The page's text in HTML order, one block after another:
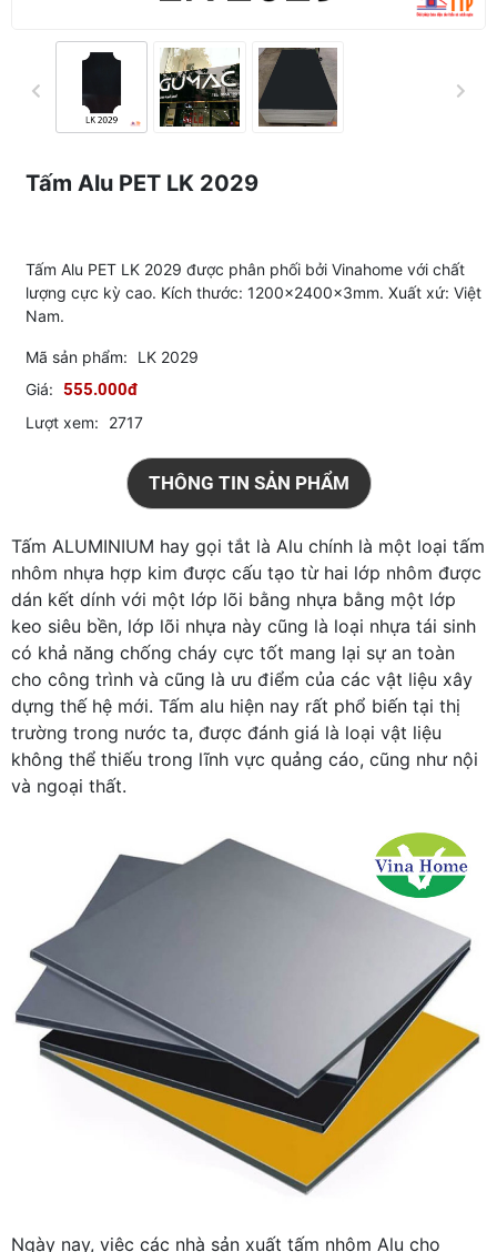
Tấm Alu PET LK 2029
Tấm Alu PET LK 2029 được phân phối bởi Vinahome với chất
lượng cực kỳ cao. Kích thước: 1200x2400x3mm. Xuất xứ: Việt
Nam.
Mã sản phẩm:
LK 2029
Giá: 555.000đ
Lượt xem: 2717
THÔNG TIN SẢN PHẨM
Tấm ALUMINIUM hay gọi tắt là Alu chính là một loại tấm
nhôm nhựa hợp kim được cấu tạo từ hai lớp nhôm được
dán kết dính với một lớp lõi bằng nhựa bằng một lớp
keo siêu bền, lớp lõi nhựa này cũng là loại nhựa tái sinh
có khả năng chống cháy cực tốt mang lại sự an toàn
cho công trình và cũng là ưu điểm của các vật liệu xây
dựng thế hệ mới. Tấm alu hiện nay rất phổ biến tại thị
trường trong nước ta, được đánh giá là loại vật liệu
không thể thiếu trong lĩnh vực quảng cáo, cũng như nội
và ngoại thất.
Ngày nay, việc các nhà sản xuất tấm nhôm Alu cho